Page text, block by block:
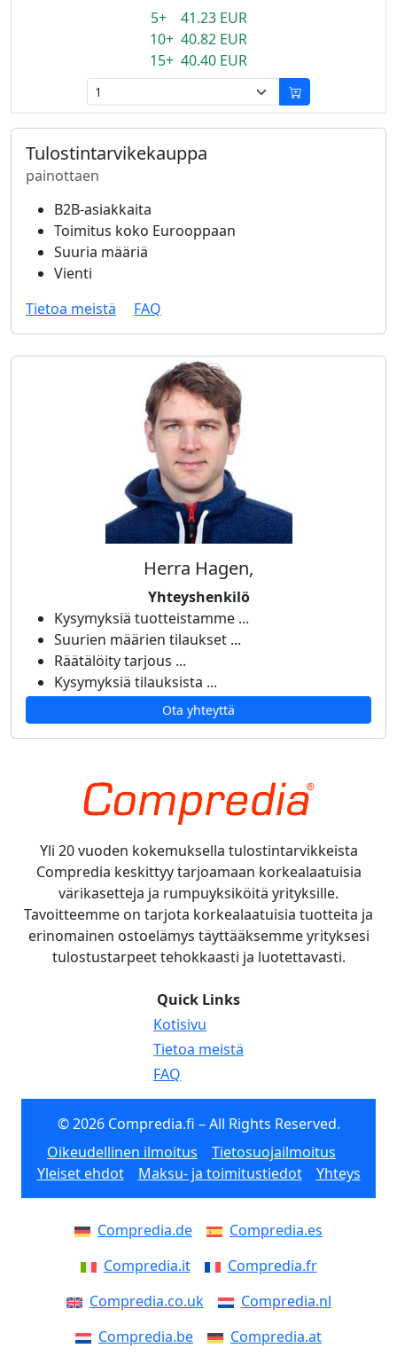
5+ 41.23 EUR
10+ 40.82 EUR
15+ 40.40 EUR
Tulostintarvikekauppa
painottaen
B2B-asiakkaita
Toimitus koko Eurooppaan
Suuria määriä
Vienti
Tietoa meistä
FAQ
Herra Hagen,
Yhteyshenkilö
Kysymyksiä tuotteistamme ...
Suurien määrien tilaukset ...
Räätälöity tarjous ...
Kysymyksiä tilauksista ...
Ota yhteyttä
Yli 20 vuoden kokemuksella tulostintarvikkeista
Compredia keskittyy tarjoamaan korkealaatuisia
värikasetteja ja rumpuyksiköitä yrityksille.
Tavoitteemme on tarjota korkealaatuisia tuotteita ja
erinomainen ostoelämys täyttääksemme yrityksesi
tulostustarpeet tehokkaasti ja luotettavasti.
Quick Links
Kotisivu
Tietoa meistä
FAQ
© 2026 Compredia.fi – All Rights Reserved.
Oikeudellinen ilmoitus
Tietosuojailmoitus
Yleiset ehdot
Maksu- ja toimitustiedot Yhteys
Compredia.de
Compredia.es
Compredia.it
Compredia.fr
Compredia.co.uk
Compredia.nl
Compredia.be
Compredia.at